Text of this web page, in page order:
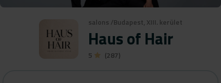
salons /Budapest, XIII. kerület
Haus of Hair
5 (287)